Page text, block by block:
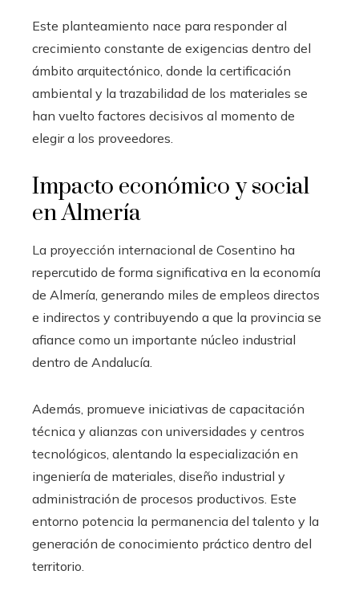
Este planteamiento nace para responder al
crecimiento constante de exigencias dentro del
ámbito arquitectónico, donde la certificación
ambiental y la trazabilidad de los materiales se
han vuelto factores decisivos al momento de
elegir a los proveedores.
Impacto económico y social
en Almería
La proyección internacional de Cosentino ha
repercutido de forma significativa en la economía
de Almería, generando miles de empleos directos
e indirectos y contribuyendo a que la provincia se
afiance como un importante núcleo industrial
dentro de Andalucía.
Además, promueve iniciativas de capacitación
técnica y alianzas con universidades y centros
tecnológicos, alentando la especialización en
ingeniería de materiales, diseño industrial y
administración de procesos productivos. Este
entorno potencia la permanencia del talento y la
generación de conocimiento práctico dentro del
territorio.